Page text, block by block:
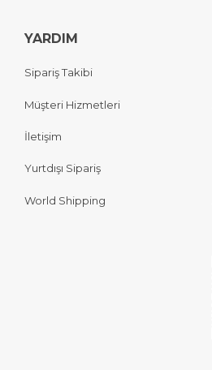
YARDIM
Sipariş Takibi
Müşteri Hizmetleri
İletişim
Yurtdışı Sipariş
World Shipping